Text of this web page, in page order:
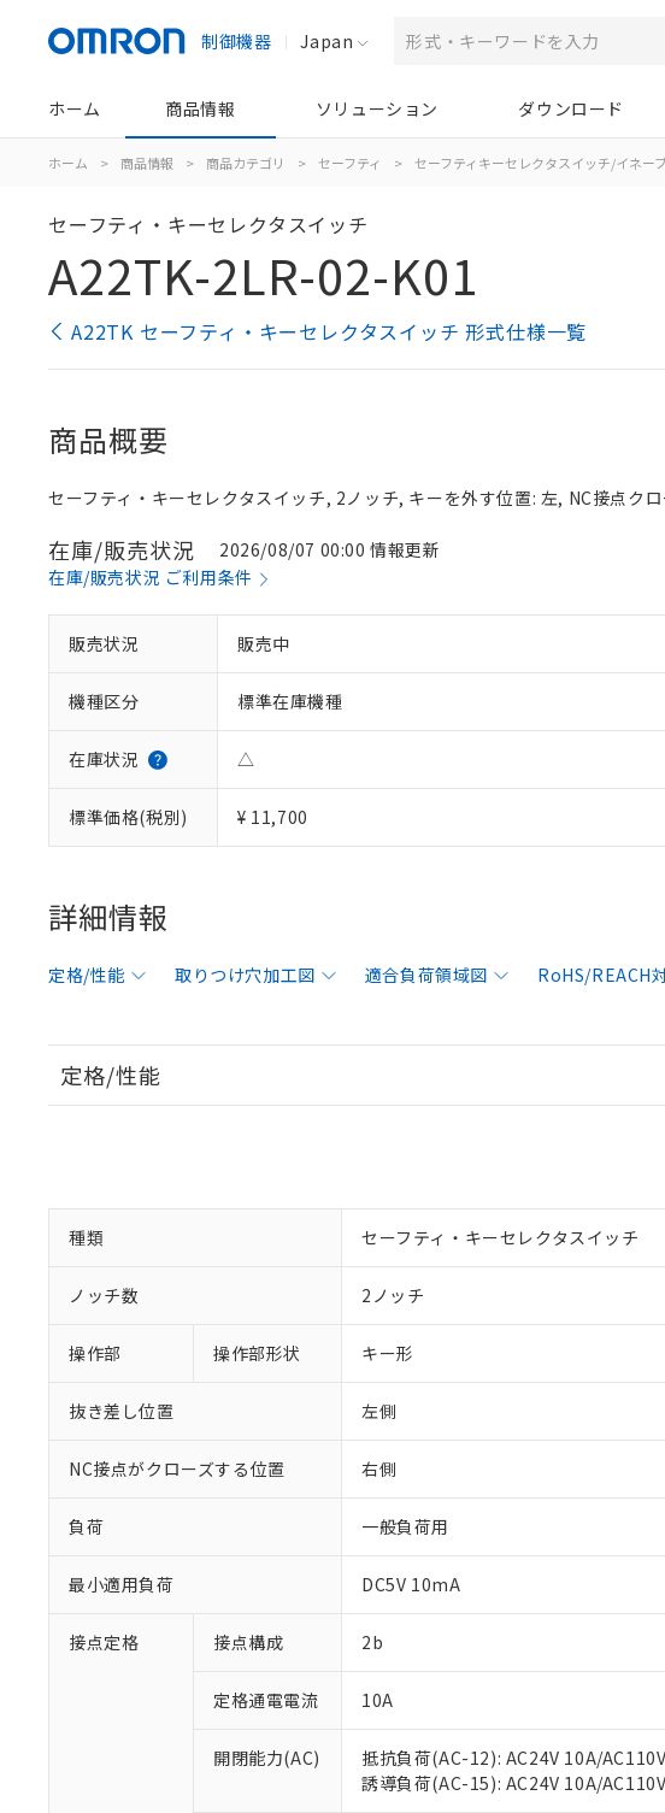
制御機器 Japan
ホーム 商品情報 ソリューション ダウンロード
ホーム > 商品情報 > 商品カテゴリ > セーフティ > セーフティキーセレクタスイッチ/イネー
セーフティ・キーセレクタスイッチ
A22TK-2LR-02-K01
A22TK セーフティ・キーセレクタスイッチ 形式仕様一覧
商品概要
セーフティ・キーセレクタスイッチ, 2ノッチ, キーを外す位置: 左, NC接点ク
在庫/販売状況
2026/08/07 00:00 情報更新
在庫/販売状況 ご利用条件
販売状況 販売中
機種区分 標準在庫機種
在庫状況 △
標準価格(税別) ¥ 11,700
詳細情報
定格/性能 取りつけ穴加工図 適合負荷領域図 RoHS/REACH
定格/性能
種類 セーフティ・キーセレクタスイッチ
ノッチ数 2ノッチ
操作部 操作部形状 キー形
抜き差し位置 左側
NC接点がクローズする位置 右側
負荷 一般負荷用
最小適用負荷 DC5V 10mA
接点定格 接点構成 2b
定格通電電流 10A
開閉能力(AC)
抵抗負荷(AC-12): AC24V 10A/
誘導負荷(AC-15): AC24V 10A/
ご利用条件
※1 対応状況
対応済み：EU RoHS指令（10
対応予定：EU RoHS指令（10物
対応予定なし：EU RoHS指令（
調査・確認中：EU RoHS指令（
非該当品：ライセンス料など無形
仕入先様の事情により、非含有部
※1 中国RoHS○×表